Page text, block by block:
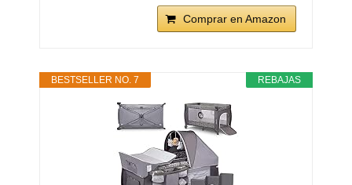
Comprar en Amazon
REBAJAS
BESTSELLER NO. 7